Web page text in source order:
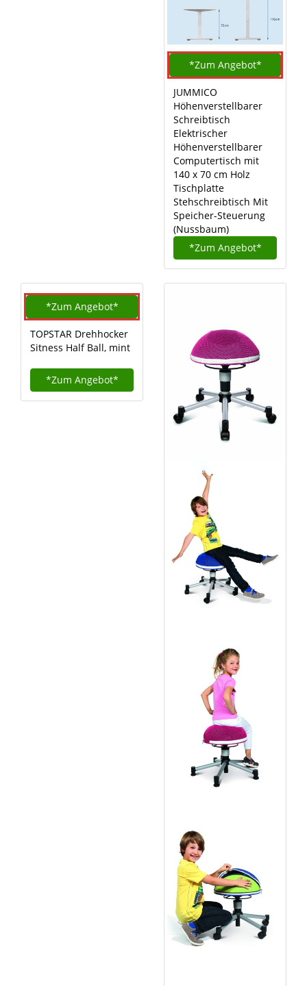
*Zum Angebot*
JUMMICO
Höhenverstellbarer
Schreibtisch
Elektrischer
Höhenverstellbarer
Computertisch mit
140 x 70 cm Holz
Tischplatte
Stehschreibtisch Mit
Speicher-Steuerung
(Nussbaum)
*Zum Angebot*
*Zum Angebot*
TOPSTAR Drehhocker
Sitness Half Ball, mint
*Zum Angebot*